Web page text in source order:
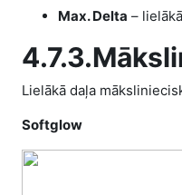
Max. Delta –
Lielākā daļa
Softglow